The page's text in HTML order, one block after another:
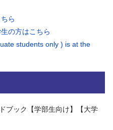
ら
の方はこちら
students only ) is at the
ック【学部生向け】【大学